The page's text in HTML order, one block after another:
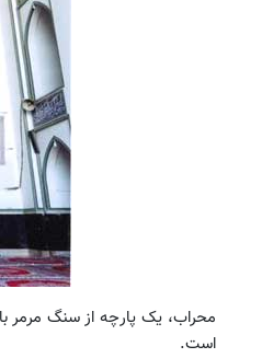
محراب، یک پارچه از سنگ مرمر
است.